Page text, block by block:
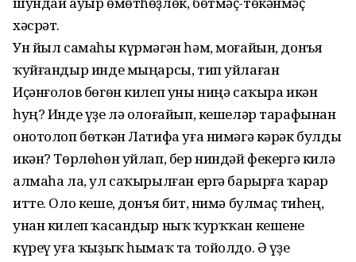
хәсрәт.
Ун йыл самаһы күрмәгән һәм, моғайын, донъя
ҡуйғандыр инде мыңарсы, тип уйлаған
Иҫәнғолов бөгөн килеп уны ниңә саҡыра икән
һуң? Инде үҙе лә олоғайып, кешеләр тарафынан
онотолоп бөткән Латифа уға нимәгә кәрәк булды
икән? Төрлөһөн уйлап, бер ниндәй фекергә килә
алмаһа ла, ул саҡырылған ергә барырға ҡарар
итте. Оло кеше, донъя бит, нимә булмаҫ тиһең,
унан килеп ҡасандыр ныҡ ҡурҡҡан кешене
күреү уға ҡыҙыҡ һымаҡ та тойолдо. Ә үҙе